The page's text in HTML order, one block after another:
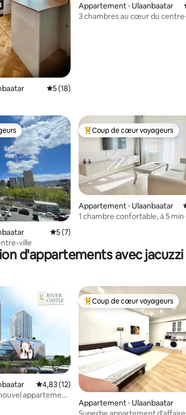
59 commentaires : 4,95 sur 5
Évaluation moyenne sur la base de 18
5 (18)
Appartement ⋅ Ulaanbaatar
3 chambres au cœur du
de 15 commentaires : 5 sur 5
Évaluation moyenne sur la base de 7
5 (7)
ville
Coups de cœur voyageurs les
Coup de cœur voyageurs
Appartement ⋅ Ulaanbaatar
1 chambre confortable, à 5 min
d'appartements avec jacuzzi
Évaluation moyenne sur la base de 12
4,83 (12)
appartement
Coups de cœur voyageurs les
Coup de cœur voyageurs
Appartement ⋅ Ulaanbaatar